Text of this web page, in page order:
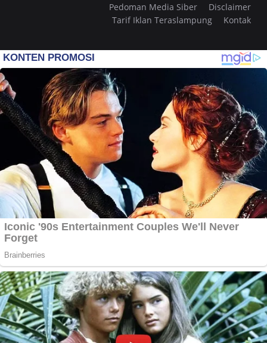
Pedoman Media Siber
Disclaimer
Tarif Iklan Teraslampung
Kontak